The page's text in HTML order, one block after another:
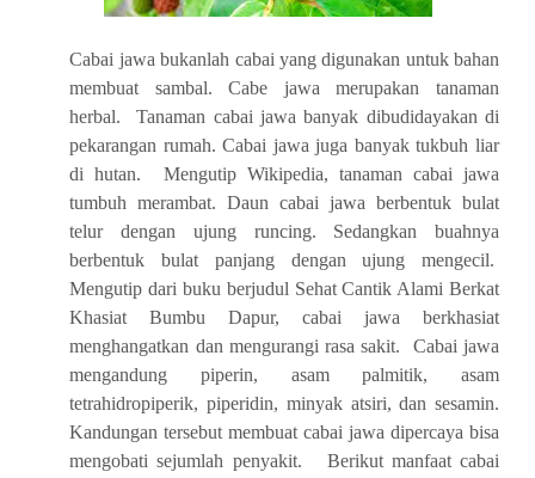
Cabai jawa bukanlah cabai yang digunakan untuk bahan
membuat sambal. Cabe jawa merupakan tanaman
herbal. Tanaman cabai jawa banyak dibudidayakan di
pekarangan rumah. Cabai jawa juga banyak tukbuh liar
di hutan. Mengutip Wikipedia, tanaman cabai jawa
tumbuh merambat. Daun cabai jawa berbentuk bulat
telur dengan ujung runcing. Sedangkan buahnya
berbentuk bulat panjang dengan ujung mengecil.
Mengutip dari buku berjudul Sehat Cantik Alami Berkat
Khasiat Bumbu Dapur, cabai jawa berkhasiat
menghangatkan dan mengurangi rasa sakit. Cabai jawa
mengandung piperin, asam palmitik, asam
tetrahidropiperik, piperidin, minyak atsiri, dan sesamin.
Kandungan tersebut membuat cabai jawa dipercaya bisa
mengobati sejumlah penyakit. Berikut manfaat cabai